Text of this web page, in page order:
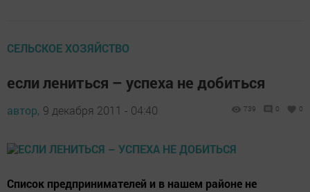
СЕЛЬСКОЕ ХОЗЯЙСТВО
если лениться – успеха не добиться
автор, 9 декабря 2011 - 04:40 739 0 0
Список предпринимателей и в нашем районе не